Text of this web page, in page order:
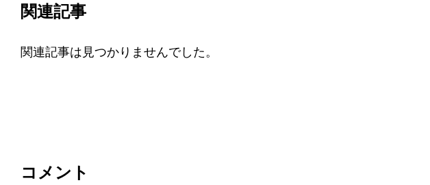
関連記事
関連記事は見つかりませんでした。
コメント